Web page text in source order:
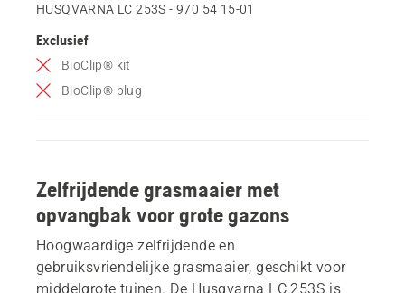
HUSQVARNA LC 253S - 970 54 15‑01
Exclusief
BioClip® kit
BioClip® plug
Zelfrijdende grasmaaier met
opvangbak voor grote gazons
Hoogwaardige zelfrijdende en
gebruiksvriendelijke grasmaaier, geschikt voor
middelgrote tuinen. De Husqvarna LC 253S is